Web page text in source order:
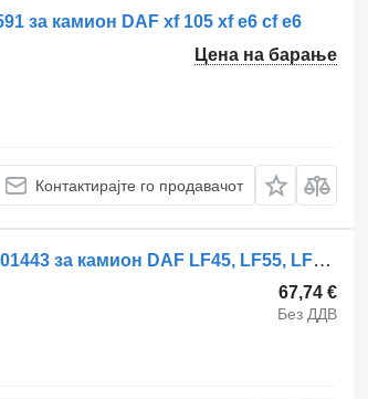
за камион DAF xf 105 xf e6 cf e6
Цена на барање
Контактирајте го продавачот
Метална прачка за управувач DAF LF45 (01.01-) 1401443 за камион DAF LF45, LF55, LF180, CF65, CF75, CF85 (2001-)
67,74 €
Без ДДВ